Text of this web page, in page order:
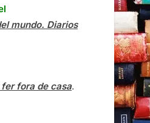
mundo. Diarios
fora de casa.